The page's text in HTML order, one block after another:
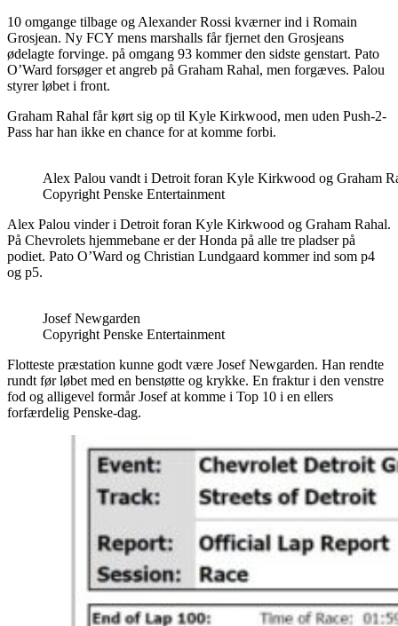
10 omgange tilbage og Alexander Rossi kværner ind i Romain
Grosjean. Ny FCY mens marshalls får fjernet den Grosjeans
ødelagte forvinge. på omgang 93 kommer den sidste genstart. Pato
O’Ward forsøger et angreb på Graham Rahal, men forgæves. Palou
styrer løbet i front.
Graham Rahal får kørt sig op til Kyle Kirkwood, men uden Push-2-
Pass har han ikke en chance for at komme forbi.
Alex Palou vandt i Detroit foran Kyle Kirkwood og Graham
Copyright Penske Entertainment
Alex Palou vinder i Detroit foran Kyle Kirkwood og Graham Rahal.
På Chevrolets hjemmebane er der Honda på alle tre pladser på
podiet. Pato O’Ward og Christian Lundgaard kommer ind som p4
og p5.
Josef Newgarden
Copyright Penske Entertainment
Flotteste præstation kunne godt være Josef Newgarden. Han rendte
rundt før løbet med en benstøtte og krykke. En fraktur i den venstre
fod og alligevel formår Josef at komme i Top 10 i en ellers
forfærdelig Penske-dag.